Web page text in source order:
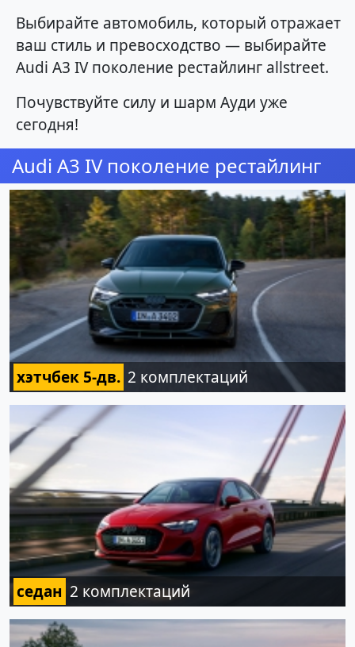
Выбирайте автомобиль, который отражает
ваш стиль и превосходство — выбирайте
Audi A3 IV поколение рестайлинг allstreet.
Почувствуйте силу и шарм Ауди уже
сегодня!
Audi A3 IV поколение рестайлинг
хэтчбек 5-дв. 2 комплектаций
седан 2 комплектаций